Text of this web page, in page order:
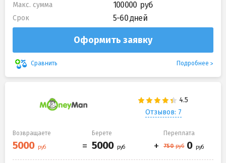
Макс. сумма 100000
Срок 5-60 дней
Оформить заявку
Сравнить Подробнее
Отзывов: 7
Возвращаете Берете Переплата